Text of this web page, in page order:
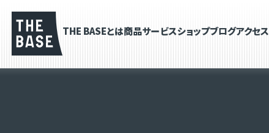
THE BASEとは商品サービスショップブログアクセス